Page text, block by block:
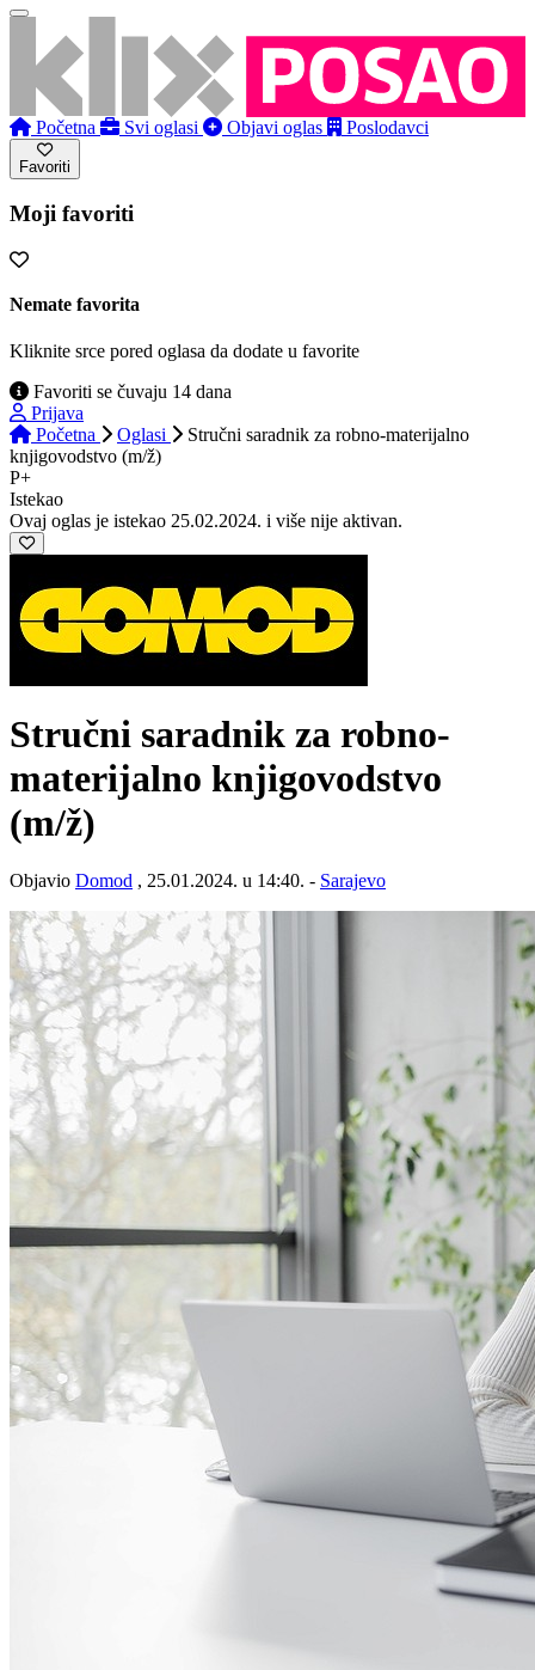
Početna Svi oglasi Objavi oglas Poslodavci
Favoriti
Moji favoriti
Nemate favorita
Kliknite srce pored oglasa da dodate u favorite
Favoriti se čuvaju 14 dana
Prijava
Početna
Oglasi
Stručni saradnik za robno-materijalno
knjigovodstvo (m/ž)
P+
Istekao
Ovaj oglas je istekao 25.02.2024. i više nije aktivan.
Stručni saradnik za robno-
materijalno knjigovodstvo
(m/ž)
Objavio Domod , 25.01.2024. u 14:40. - Sarajevo